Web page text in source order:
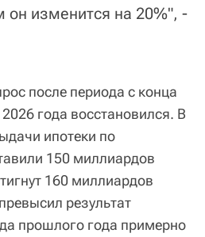
он изменится на 20%", -
после периода с конца
года восстановился. В
ипотеки по
150 миллиардов
160 миллиардов
результат
прошлого года примерно